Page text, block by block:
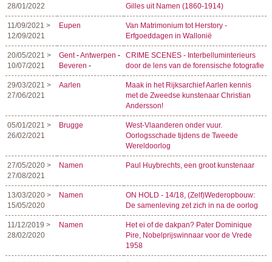
28/01/2022
Gilles uit Namen (1860-1914)
11/09/2021 >
12/09/2021
Eupen
Van Matrimonium tot Herstory -
Erfgoeddagen in Wallonië
20/05/2021 >
10/07/2021
Gent-Antwerpen -
Beveren -
CRIME SCENES - Interbelluminterieurs
door de lens van de forensische fotografie
29/03/2021 >
27/06/2021
Aarlen
Maak in het Rijksarchief Aarlen kennis
met de Zweedse kunstenaar Christian
Andersson!
05/01/2021 >
26/02/2021
Brugge
West-Vlaanderen onder vuur.
Oorlogsschade tijdens de Tweede
Wereldoorlog
27/05/2020 >
27/08/2021
Namen Paul Huybrechts, een groot kunstenaar
13/03/2020 >
15/05/2020
Namen
ON HOLD - 14/18, (Zelf)Wederopbouw:
De samenleving zet zich in na de oorlog
11/12/2019 >
28/02/2020
Namen
Het ei of de dakpan? Pater Dominique
Pire, Nobelprijswinnaar voor de Vrede
1958